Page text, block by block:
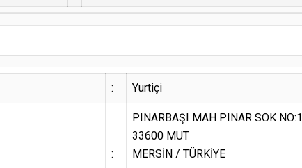
: Yurtiçi
:
PINARBAŞI MAH PINAR SOK NO:1
33600 MUT
MERSİN / TÜRKİYE